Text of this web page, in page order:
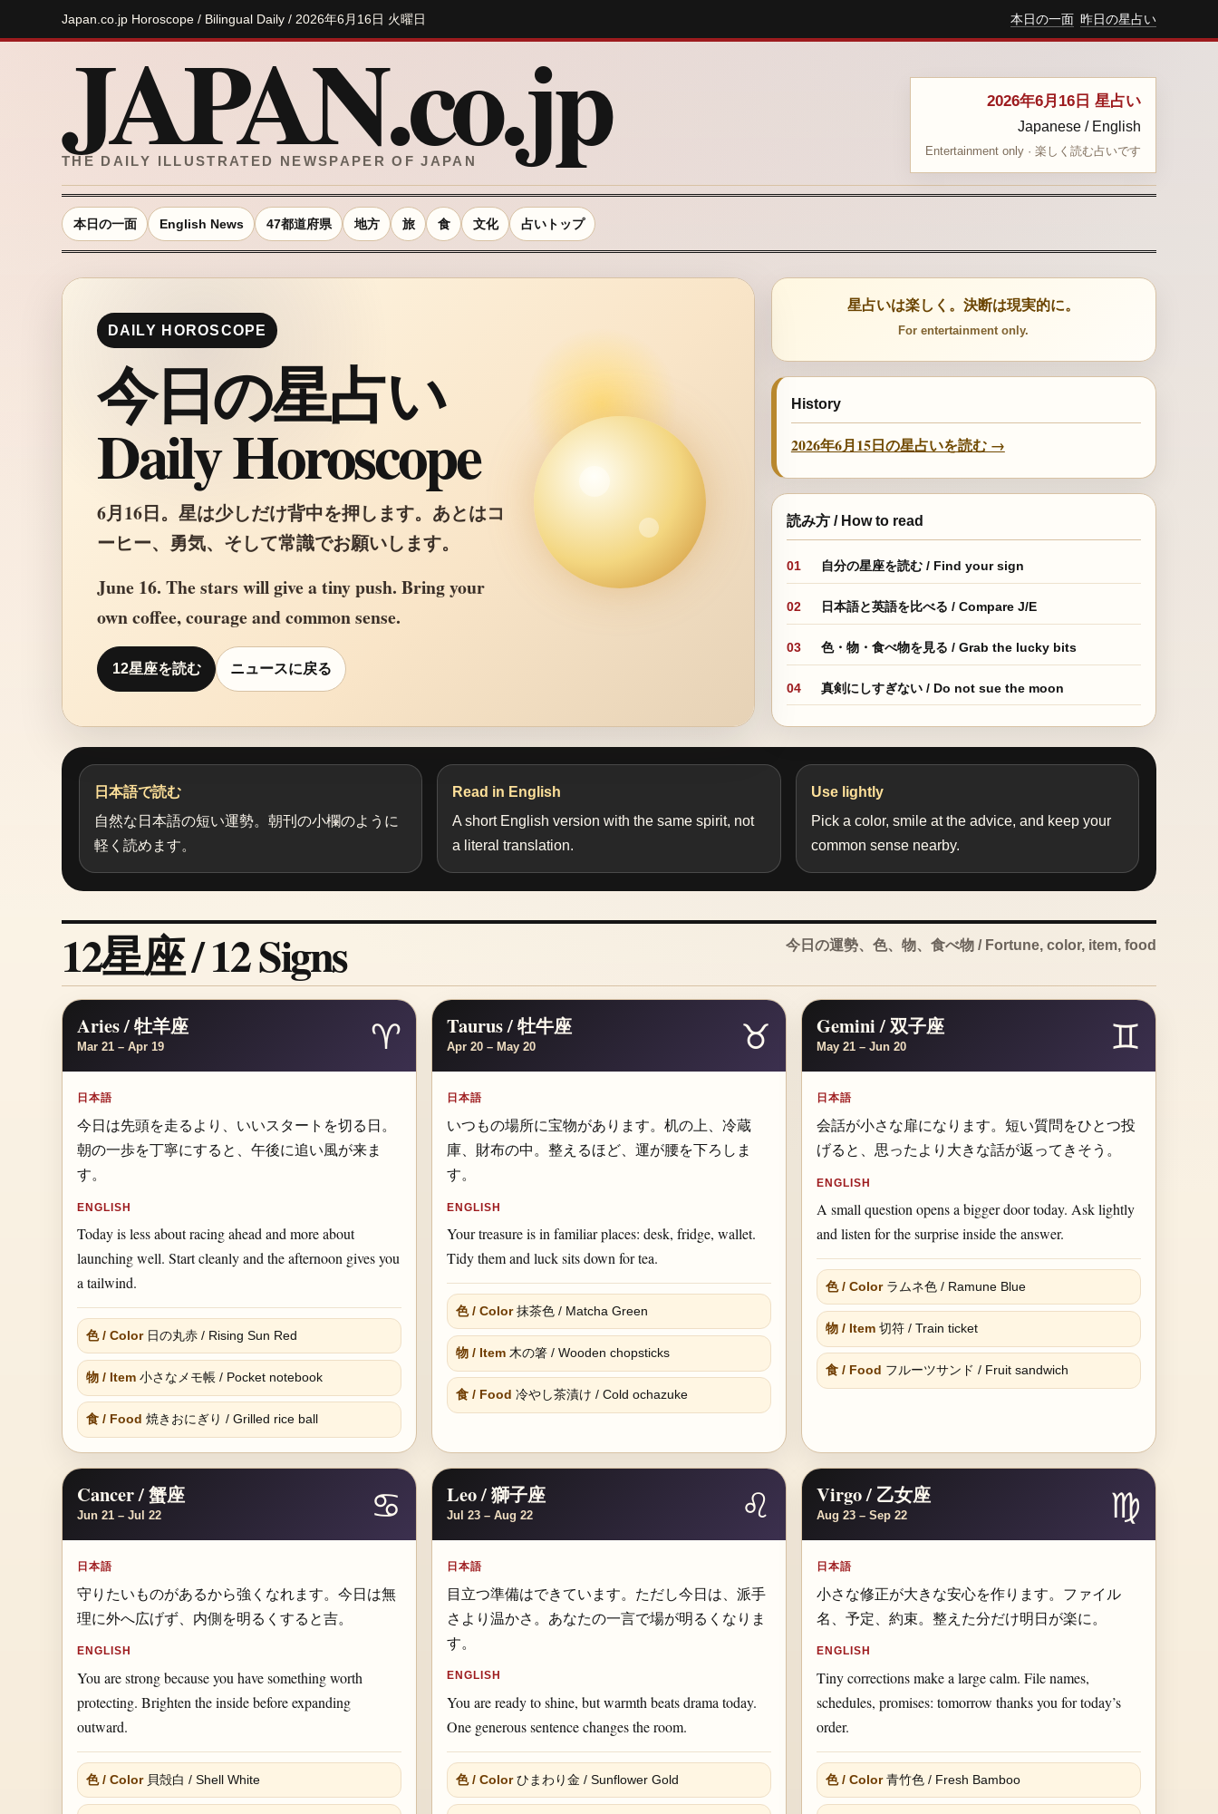
Japan.co.jp Horoscope / Bilingual Daily / 2026年6月16日 火曜日 本日の一面 昨日の星占い
JAPAN.co.jp
THE DAILY ILLUSTRATED NEWSPAPER OF JAPAN
2026年6月16日 星占い
Japanese / English
Entertainment only · 楽しく読む占いです
本日の一面 English News 47都道府県 地方 旅 食 文化 占いトップ
DAILY HOROSCOPE
今日の星占い
Daily Horoscope
6月16日。星は少しだけ背中を押します。あとはコ
ーヒー、勇気、そして常識でお願いします。
June 16. The stars will give a tiny push. Bring your
own coffee, courage and common sense.
12星座を読む ニュースに戻る
星占いは楽しく。決断は現実的に。
For entertainment only.
History
2026年6月15日の星占いを読む →
読み方 / How to read
01 自分の星座を読む / Find your sign
02 日本語と英語を比べる / Compare J/E
03 色・物・食べ物を見る / Grab the lucky bits
04 真剣にしすぎない / Do not sue the moon
日本語で読む
自然な日本語の短い運勢。朝刊の小欄のように
軽く読めます。
Read in English
A short English version with the same spirit, not
a literal translation.
Use lightly
Pick a color, smile at the advice, and keep your
common sense nearby.
12星座 / 12 Signs 今日の運勢、色、物、食べ物 / Fortune, color, item, food
Aries / 牡羊座
Mar 21 – Apr 19 ♈
日本語
今日は先頭を走るより、いいスタートを切る日。
朝の一歩を丁寧にすると、午後に追い風が来ま
す。
ENGLISH
Today is less about racing ahead and more about
launching well. Start cleanly and the afternoon gives you
a tailwind.
色 / Color日の丸赤 / Rising Sun Red
物 / Item小さなメモ帳 / Pocket notebook
食 / Food 焼きおにぎり / Grilled rice ball
Taurus / 牡牛座
Apr 20 – May 20 ♉
日本語
いつもの場所に宝物があります。机の上、冷蔵
庫、財布の中。整えるほど、運が腰を下ろしま
す。
ENGLISH
Your treasure is in familiar places: desk, fridge, wallet.
Tidy them and luck sits down for tea.
色 / Color抹茶色 / Matcha Green
物 / Item木の箸 / Wooden chopsticks
食 / Food 冷やし茶漬け / Cold ochazuke
Gemini / 双子座
May 21 – Jun 20 ♊
日本語
会話が小さな扉になります。短い質問をひとつ投
げると、思ったより大きな話が返ってきそう。
ENGLISH
A small question opens a bigger door today. Ask lightly
and listen for the surprise inside the answer.
色 / Colorラムネ色 / Ramune Blue
物 / Item切符 / Train ticket
食 / Food フルーツサンド / Fruit sandwich
Cancer / 蟹座
Jun 21 – Jul 22 ♋
日本語
守りたいものがあるから強くなれます。今日は無
理に外へ広げず、内側を明るくすると吉。
ENGLISH
You are strong because you have something worth
protecting. Brighten the inside before expanding
outward.
色 / Color貝殻白 / Shell White
Leo / 獅子座
Jul 23 – Aug 22 ♌
日本語
目立つ準備はできています。ただし今日は、派手
さより温かさ。あなたの一言で場が明るくなりま
す。
ENGLISH
You are ready to shine, but warmth beats drama today.
One generous sentence changes the room.
色 / Colorひまわり金 / Sunflower Gold
Virgo / 乙女座
Aug 23 – Sep 22 ♍
日本語
小さな修正が大きな安心を作ります。ファイル
名、予定、約束。整えた分だけ明日が楽に。
ENGLISH
Tiny corrections make a large calm. File names,
schedules, promises: tomorrow thanks you for today’s
order.
色 / Color青竹色 / Fresh Bamboo